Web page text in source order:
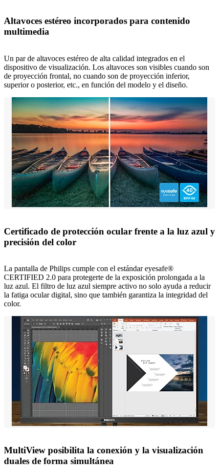
Altavoces estéreo incorporados para contenido
multimedia
Un par de altavoces estéreo de alta calidad integrados en el
dispositivo de visualización. Los altavoces son visibles cuando son
de proyección frontal, no cuando son de proyección inferior,
superior o posterior, etc., en función del modelo y el diseño.
Certificado de protección ocular frente a la luz azul y
precisión del color
La pantalla de Philips cumple con el estándar eyesafe®
CERTIFIED 2.0 para protegerte de la exposición prolongada a la
luz azul. El filtro de luz azul siempre activo no solo ayuda a reducir
la fatiga ocular digital, sino que también garantiza la integridad del
color.
MultiView posibilita la conexión y la visualización
duales de forma simultánea